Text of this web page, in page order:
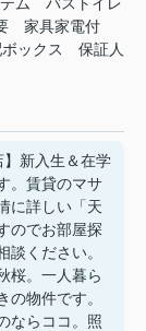
家具家電付
ックス
保証人
新入生＆在学
。賃貸のマサ
に詳しい「天
のでお部屋探
談ください。
桜。一人暮ら
の物件です。
ならココ。照